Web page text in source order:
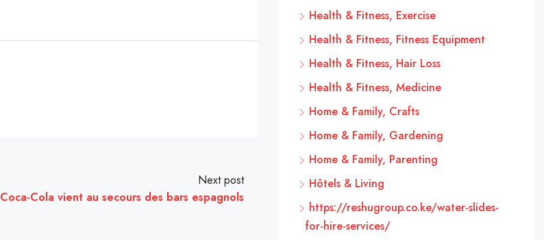
Next post
Coca-Cola vient au secours des bars espagnols
Health & Fitness, Exercise
Health & Fitness, Fitness Equipment
Health & Fitness, Hair Loss
Health & Fitness, Medicine
Home & Family, Crafts
Home & Family, Gardening
Home & Family, Parenting
Hôtels & Living
https://reshugroup.co.ke/water-slides-
for-hire-services/